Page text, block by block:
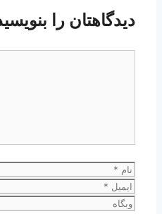
دیدگاهتان را بنویسید
نام
ایمیل
وبگاه